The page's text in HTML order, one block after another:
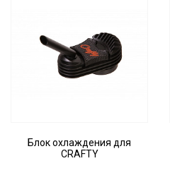
Блок охлаждения для
CRAFTY